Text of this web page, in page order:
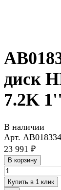
диск
7.2K
В наличии
Арт.
23 991 ₽
В корзину
Купить в 1 клик